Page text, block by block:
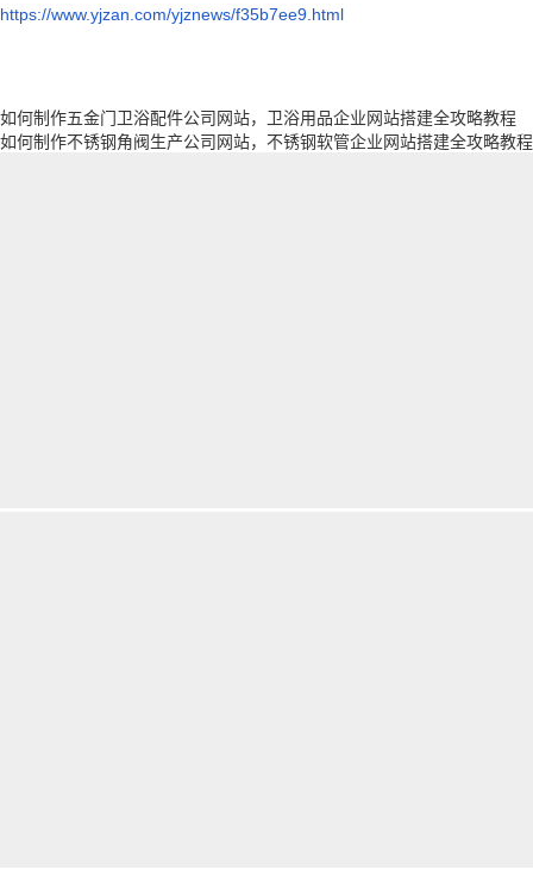
https://www.yjzan.com/yjznews/f35b7ee9.html
如何制作五金门卫浴配件公司网站，卫浴用品企业网站搭建全攻略教程
如何制作不锈钢角阀生产公司网站，不锈钢软管企业网站搭建全攻略教程